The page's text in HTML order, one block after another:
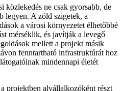
közlekedés ne csak gyorsabb, de
legyen. A zöld szigetek, a
a városi környezetet élhetőbbé
mérséklik, és javítják a levegő
mellett a projekt másik
fenntartható infrastruktúrát hoz
mindennapi életét
projektben alvállalkozóként részt